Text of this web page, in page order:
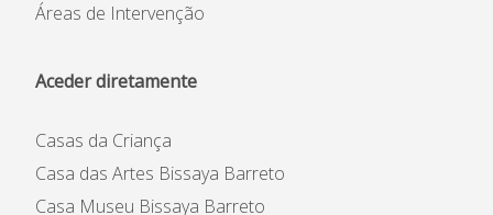
Áreas de Intervenção
Aceder diretamente
Casas da Criança
Casa das Artes Bissaya Barreto
Casa Museu Bissaya Barreto